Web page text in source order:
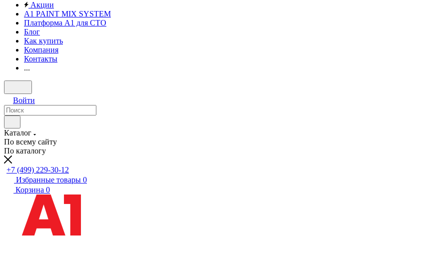
Акции
A1 PAINT MIX SYSTEM
Платформа А1 для СТО
Блог
Как купить
Компания
Контакты
...
Войти
Каталог
По всему сайту
По каталогу
+7 (499) 229-30-12
Избранные товары 0
Корзина 0